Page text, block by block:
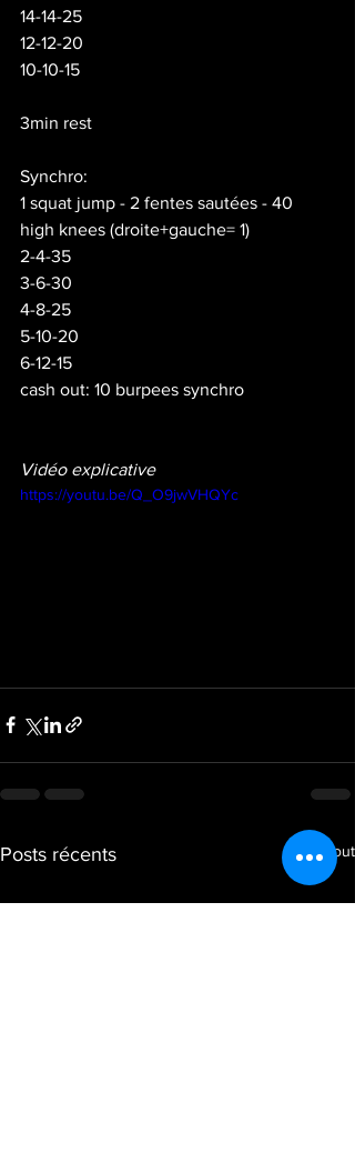
14-14-25
12-12-20
10-10-15
3min rest
Synchro:
1 squat jump - 2 fentes sautées - 40
high knees (droite+gauche= 1)
2-4-35
3-6-30
4-8-25
5-10-20
6-12-15
cash out: 10 burpees synchro
Vidéo explicative
https://youtu.be/Q_O9jwVHQYc
Posts récents Voir tout